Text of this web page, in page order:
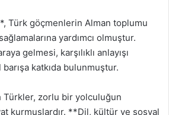
Türk göçmenlerin Alman toplumu
yardımcı olmuştur.
gelmesi, karşılıklı anlayışı
katkıda bulunmuştur.
Türkler, zorlu bir yolculuğun
kurmuşlardır. **Dil, kültür ve sosyal